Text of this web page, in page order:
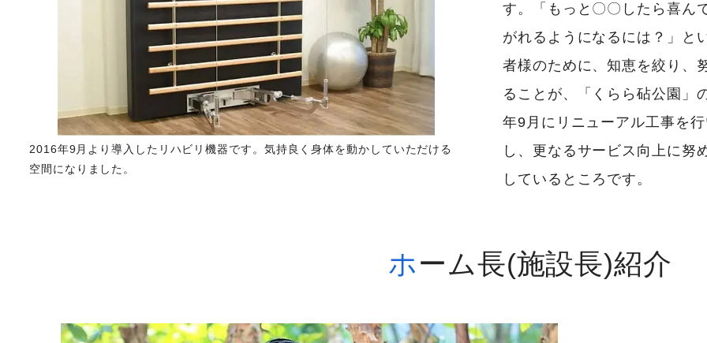
2016年9月より導入したリハビリ機器です。気持良く身体を動かしていただける
空間になりました。
す。「もっと〇〇したら喜ん
がれるようになるには？」と
者様のために、知恵を絞り、
ることが、「くらら砧公園」
年9月にリニューアル工事を
し、更なるサービス向上に努
しているところです。
ホーム長(施設長)紹介